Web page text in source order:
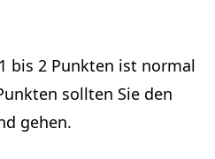
bis 2 Punkten ist normal
sollten Sie den
gehen.